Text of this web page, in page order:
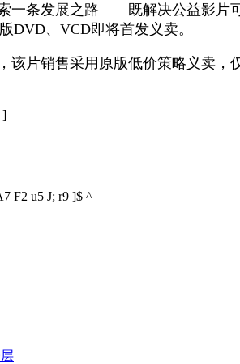
一条发展之路——既解决公益影片
DVD、VCD即将首发义卖。
该片销售采用原版低价策略义卖，
]
F2 u5 J; r9 ]$ ^